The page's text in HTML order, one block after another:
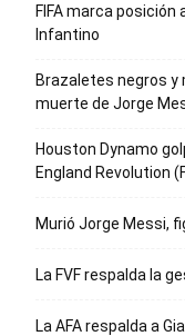
FIFA marca
Infantino
Brazaletes negros y
muerte de Jorge
Houston Dynamo
England Revolution
Murió Jorge Messi,
La FVF respalda la
La AFA respalda a